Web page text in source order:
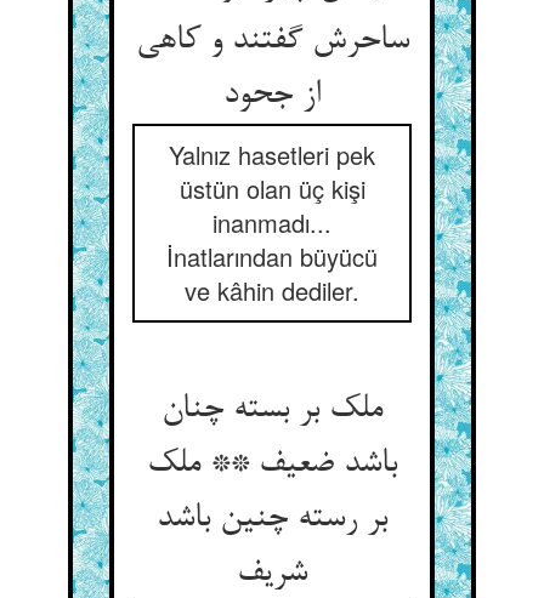
ساحرش گفتند و کاهی
از جحود
Yalnız hasetleri pek
üstün olan üç kişi
inanmadı...
İnatlarından büyücü
ve kâhin dediler.
ملک بر بسته چنان
باشد ضعیف ** ملک
بر رسته چنین باشد
شریف